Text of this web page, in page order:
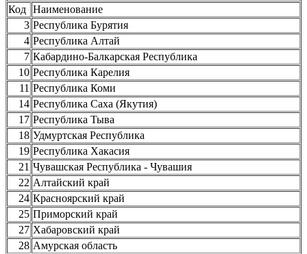
Код Наименование
3 Республика Бурятия
4 Республика Алтай
7 Кабардино-Балкарская Республика
10 Республика Карелия
11 Республика Коми
14 Республика Саха (Якутия)
17 Республика Тыва
18 Удмуртская Республика
19 Республика Хакасия
21 Чувашская Республика - Чувашия
22 Алтайский край
24 Красноярский край
25 Приморский край
27 Хабаровский край
28 Амурская область